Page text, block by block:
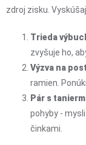
zdroj zisku.
Trieda
zvyšuje ho,
Výzva na
ramien.
Pár s
pohyby -
činkami.